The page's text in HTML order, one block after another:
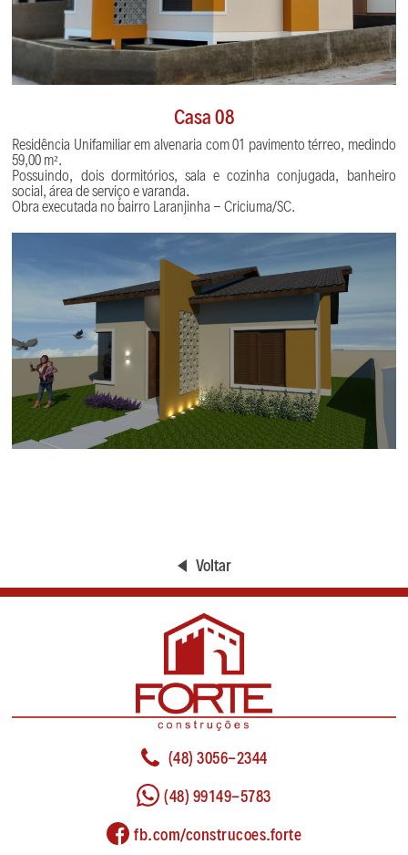
Casa 08
Residência Unifamiliar em alvenaria com 01 pavimento térreo, medindo
59,00 m².
Possuindo, dois dormitórios, sala e cozinha conjugada, banheiro
social, área de serviço e varanda.
Obra executada no bairro Laranjinha - Criciuma/SC.
Voltar
(48) 3056-2344
(48) 99149-5783
fb.com/construcoes.forte